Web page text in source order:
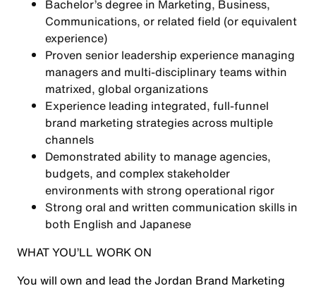
Bachelor’s degree in Marketing, Business,
Communications, or related field (or equivalent
experience)
Proven senior leadership experience managing
managers and multi-disciplinary teams within
matrixed, global organizations
Experience leading integrated, full-funnel
brand marketing strategies across multiple
channels
Demonstrated ability to manage agencies,
budgets, and complex stakeholder
environments with strong operational rigor
Strong oral and written communication skills in
both English and Japanese
WHAT YOU’LL WORK ON
You will own and lead the Jordan Brand Marketing